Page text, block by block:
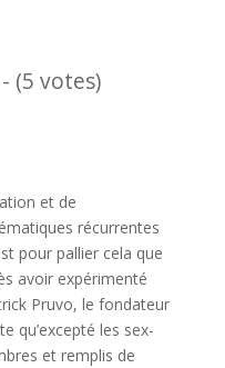
(5 votes)
et de
récurrentes
pour pallier cela que
avoir expérimenté
Pruvo, le fondateur
qu’excepté les sex-
et remplis de